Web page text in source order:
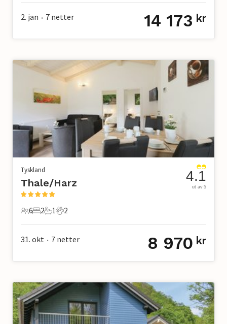
2. jan • 7 netter 14 173 kr
Tyskland
Thale/Harz
6 Gjester
6
2 Soverom
2
1 Bad
1
2 Kjæledyr
2
4.1
ut av 5
31. okt • 7 netter 8 970 kr